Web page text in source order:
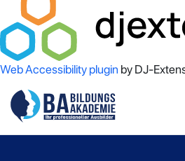
Web Accessibility plugin by DJ-